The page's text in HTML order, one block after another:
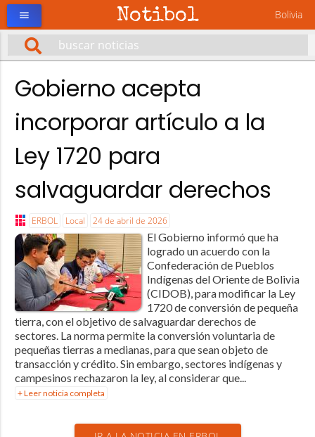
Notibol Bolivia
menu
Gobierno acepta
incorporar artículo a la
Ley 1720 para
salvaguardar derechos
ERBOL Local 24 de abril de 2026
El Gobierno informó que ha
logrado un acuerdo con la
Confederación de Pueblos
Indígenas del Oriente de Bolivia
(CIDOB), para modificar la Ley
1720 de conversión de pequeña
tierra, con el objetivo de salvaguardar derechos de
sectores. La norma permite la conversión voluntaria de
pequeñas tierras a medianas, para que sean objeto de
transacción y crédito. Sin embargo, sectores indígenas y
campesinos rechazaron la ley, al considerar que...
+ Leer noticia completa